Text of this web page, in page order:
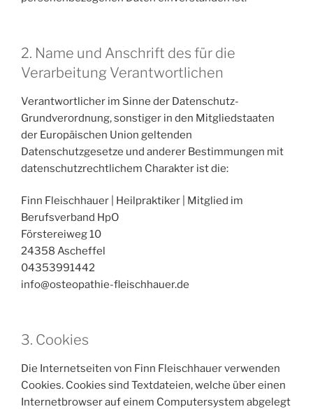
2. Name und Anschrift des für die
Verarbeitung Verantwortlichen
Verantwortlicher im Sinne der Datenschutz-
Grundverordnung, sonstiger in den Mitgliedstaaten
der Europäischen Union geltenden
Datenschutzgesetze und anderer Bestimmungen mit
datenschutzrechtlichem Charakter ist die:
Finn Fleischhauer | Heilpraktiker | Mitglied im
Berufsverband HpO
Förstereiweg 10
24358 Ascheffel
04353991442
info@osteopathie-fleischhauer.de
3. Cookies
Die Internetseiten von Finn Fleischhauer verwenden
Cookies. Cookies sind Textdateien, welche über einen
Internetbrowser auf einem Computersystem abgelegt